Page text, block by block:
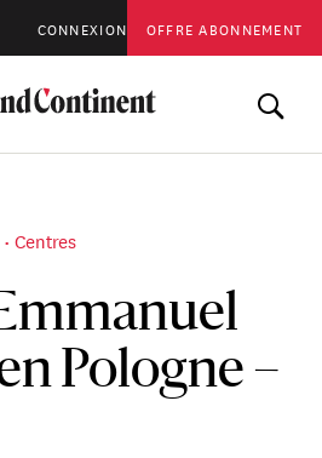
CONNEXION OFFRE ABONNEMENT
Centres
Pologne –